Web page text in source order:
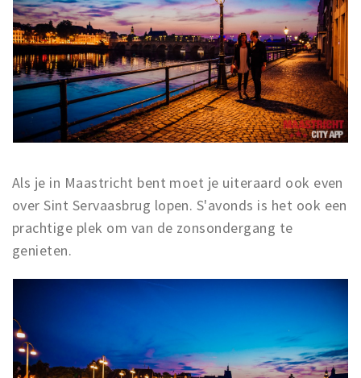
Als je in Maastricht bent moet je uiteraard ook even
over Sint Servaasbrug lopen. S'avonds is het ook een
prachtige plek om van de zonsondergang te
genieten.